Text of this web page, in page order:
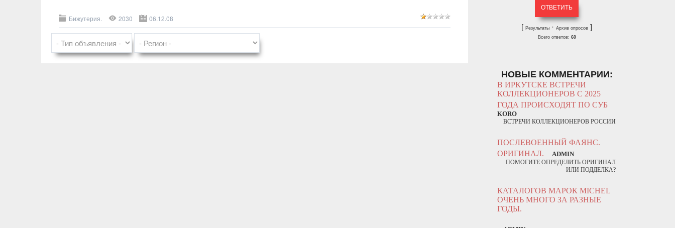
Бижутерия. 2030 06.12.08
[Результаты ·Архив опросов ]
Всего ответов: 60
НОВЫЕ КОММЕНТАРИИ:
В ИРКУТСКЕ ВСТРЕЧИ
КОЛЛЕКЦИОНЕРОВ С 2025
ГОДА ПРОИСХОДЯТ ПО СУБ
KORO
ВСТРЕЧИ КОЛЛЕКЦИОНЕРОВ РОССИИ
ПОСЛЕВОЕННЫЙ ФАЯНС.
ОРИГИНАЛ.
ADMIN
ПОМОГИТЕ ОПРЕДЕЛИТЬ ОРИГИНАЛ
ИЛИ ПОДДЕЛКА?
КАТАЛОГОВ МАРОК MICHEL
ОЧЕНЬ МНОГО ЗА РАЗНЫЕ
ГОДЫ.